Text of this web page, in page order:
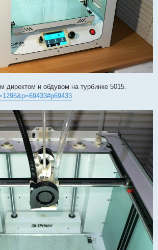
директом и обдувом на турбинке 5015.